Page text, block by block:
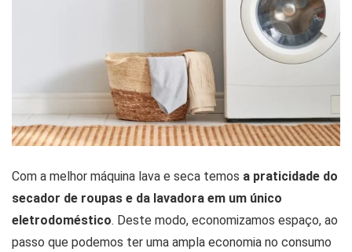
Com a melhor máquina lava e seca temos a praticidade do
secador de roupas e da lavadora em um único
eletrodoméstico. Deste modo, economizamos espaço, ao
passo que podemos ter uma ampla economia no consumo